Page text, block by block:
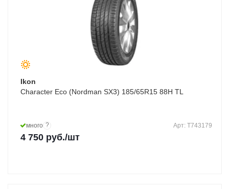
Ikon
Character Eco (Nordman SX3) 185/65R15 88H TL
много ? Арт: T743179
4 750 руб./шт